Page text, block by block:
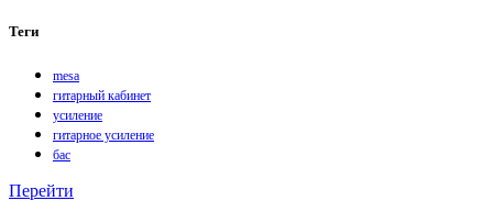
Теги
mesa
гитарный кабинет
усиление
гитарное усиление
бас
Перейти